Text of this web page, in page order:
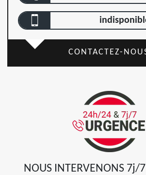
CONTACTEZ-
NOUS INTERVENONS